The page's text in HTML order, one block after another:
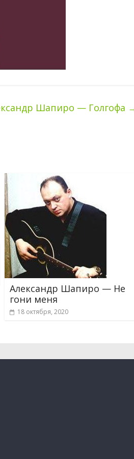
Шапиро — Голгофа
Александр Шапиро — Не
гони меня
18 октября, 2020